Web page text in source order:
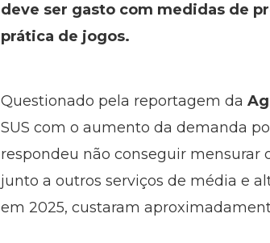
deve ser gasto com medidas de
prática de jogos.
Questionado pela reportagem da
SUS com o aumento da demanda
respondeu não conseguir mensurar
junto a outros serviços de média e
em 2025, custaram